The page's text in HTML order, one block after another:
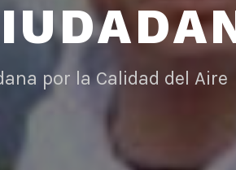
por la Calidad del Aire